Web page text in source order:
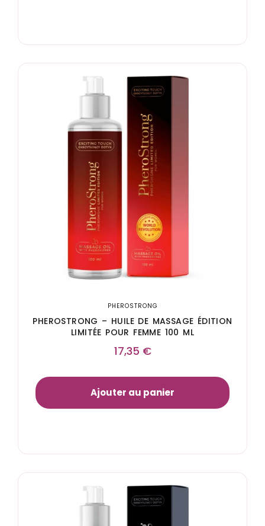
PHEROSTRONG
PHEROSTRONG – HUILE DE MASSAGE ÉDITION
LIMITÉE POUR FEMME 100 ML
17,35 €
Ajouter au panier